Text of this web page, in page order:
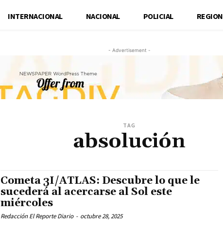
INTERNACIONAL NACIONAL POLICIAL REGION
- Advertisement -
TAG
absolución
Cometa 3I/ATLAS: Descubre lo que le
sucederá al acercarse al Sol este
miércoles
Redacción El Reporte Diario - octubre 28, 2025